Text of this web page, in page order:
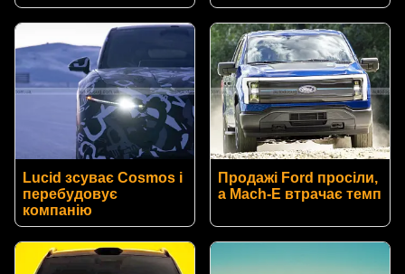
Lucid зсуває Cosmos і
перебудовує
компанію
Продажі Ford просіли,
а Mach-E втрачає темп